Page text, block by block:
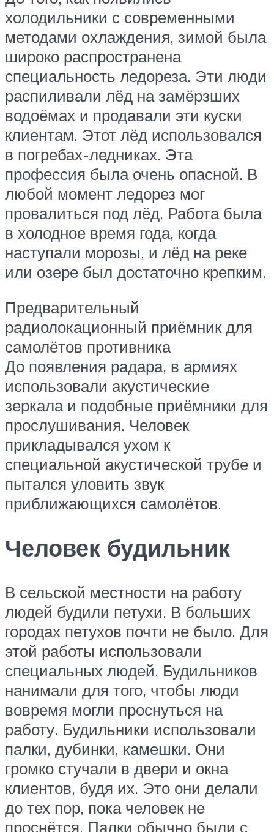
холодильники с современными
методами охлаждения, зимой была
широко распространена
специальность ледореза. Эти люди
распиливали лёд на замёрзших
водоёмах и продавали эти куски
клиентам. Этот лёд использовался
в погребах-ледниках. Эта
профессия была очень опасной. В
любой момент ледорез мог
провалиться под лёд. Работа была
в холодное время года, когда
наступали морозы, и лёд на реке
или озере был достаточно крепким.
Предварительный
радиолокационный приёмник для
самолётов противника
До появления радара, в армиях
использовали акустические
зеркала и подобные приёмники для
прослушивания. Человек
прикладывался ухом к
специальной акустической трубе и
пытался уловить звук
приближающихся самолётов.
Человек будильник
В сельской местности на работу
людей будили петухи. В больших
городах петухов почти не было. Для
этой работы использовали
специальных людей. Будильников
нанимали для того, чтобы люди
вовремя могли проснуться на
работу. Будильники использовали
палки, дубинки, камешки. Они
громко стучали в двери и окна
клиентов, будя их. Это они делали
до тех пор, пока человек не
проснётся. Палки обычно были с